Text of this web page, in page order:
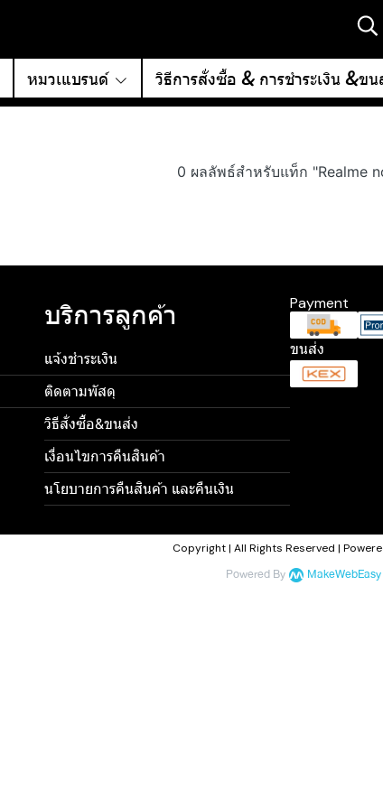
หมวเแบรนด์ วิธีการสั่งซื้อ & การชำระเงิน &ขน
0 ผลลัพธ์สำหรับแท็ก "Realme
บริการลูกค้า
แจ้งชำระเงิน
ติดตามพัสดุ
วิธีสั่งซื้อ&ขนส่ง
เงื่อนไขการคืนสินค้า
นโยบายการคืนสินค้า และคืนเงิน
Payment
ขนส่ง
Copyright | All Rights Reserved |
Powered By MakeWebEasy